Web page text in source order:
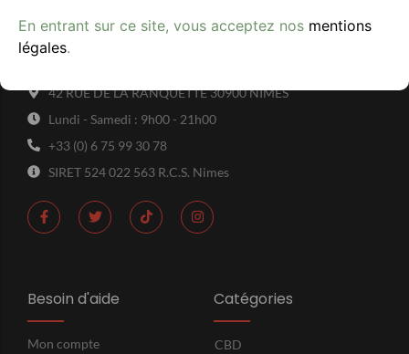
Tabac Presse - Le crocodile
42 RUE DE LA RANQUETTE 30900 NIMES
Lundi - Samedi : 9h00 - 21h00
+33 (0) 6 75 99 30 78
SIRET 524 022 563 R.C.S. Nimes
Besoin d'aide
Mon compte
Catégories
CBD
En entrant sur ce site, vous acceptez nos mentions
légales.